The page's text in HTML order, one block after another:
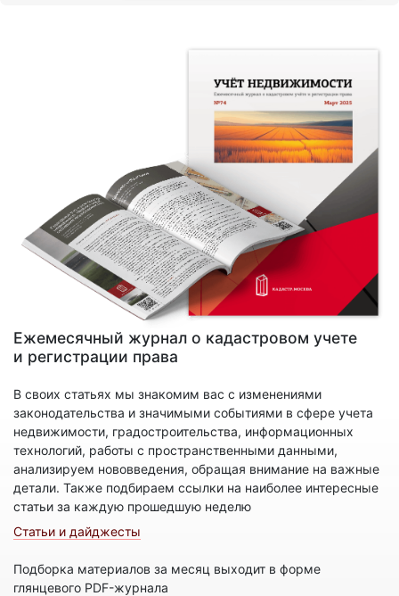
Ежемесячный журнал о кадастровом учете
и регистрации права
В своих статьях мы знакомим вас с изменениями
законодательства и значимыми событиями в сфере учета
недвижимости, градостроительства, информационных
технологий, работы с пространственными данными,
анализируем нововведения, обращая внимание на важные
детали. Также подбираем ссылки на наиболее интересные
статьи за каждую прошедшую неделю
Статьи и дайджесты
Подборка материалов за месяц выходит в форме
глянцевого PDF-журнала